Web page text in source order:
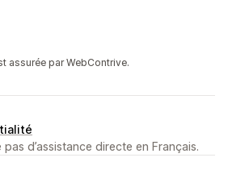
assurée par WebContrive.
d’assistance directe en Français.